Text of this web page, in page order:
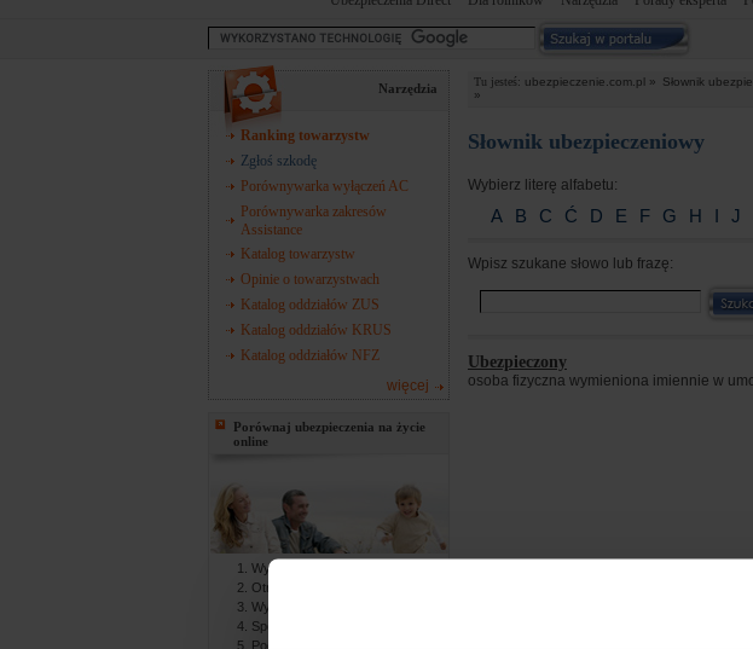
Narzędzia
Ranking towarzystw
Zgłoś szkodę
Porównywarka wyłączeń AC
Porównywarka zakresów
Assistance
Katalog towarzystw
Opinie o towarzystwach
Katalog oddziałów ZUS
Katalog oddziałów KRUS
Katalog oddziałów NFZ
więcej
Porównaj ubezpieczenia na życie
online
Wypełniasz formularz online
Otrzymujesz gotowe oferty
Wybierasz najlepszą ofertę
Spotykasz się z agentem
Podpisujesz dokumenty
Tu jesteś: ubezpieczenie.com.pl » Słownik
»
Słownik ubezpieczeniowy
Wybierz literę alfabetu:
A B C Ć D E F G H I J
Wpisz szukane słowo lub frazę:
Ubezpieczony
osoba fizyczna wymieniona imiennie w